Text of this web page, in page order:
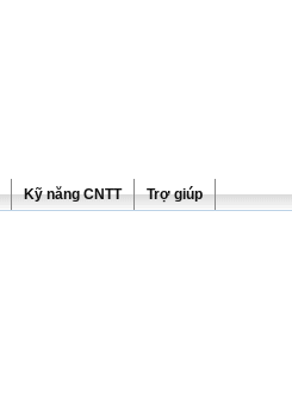
Kỹ năng CNTT Trợ giúp